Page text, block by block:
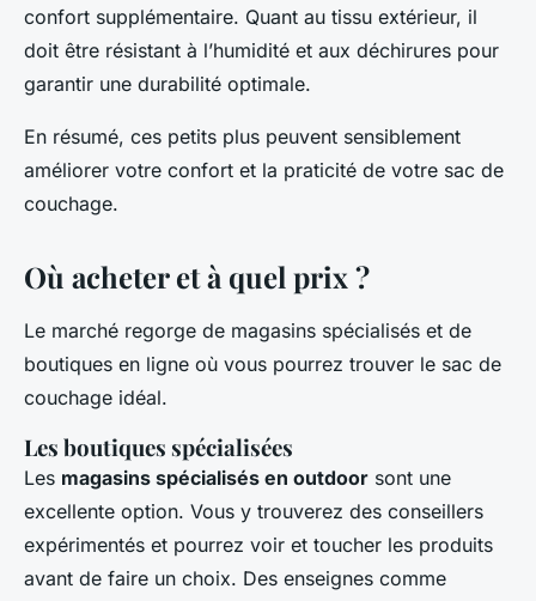
confort supplémentaire. Quant au tissu extérieur, il
doit être résistant à l’humidité et aux déchirures pour
garantir une durabilité optimale.
En résumé, ces petits plus peuvent sensiblement
améliorer votre confort et la praticité de votre sac de
couchage.
Où acheter et à quel prix ?
Le marché regorge de magasins spécialisés et de
boutiques en ligne où vous pourrez trouver le sac de
couchage idéal.
Les boutiques spécialisées
Les magasins spécialisés en outdoor sont une
excellente option. Vous y trouverez des conseillers
expérimentés et pourrez voir et toucher les produits
avant de faire un choix. Des enseignes comme